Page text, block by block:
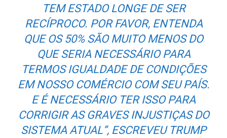
TEM ESTADO LONGE DE SER
RECÍPROCO. POR FAVOR, ENTENDA
QUE OS 50% SÃO MUITO MENOS DO
QUE SERIA NECESSÁRIO PARA
TERMOS IGUALDADE DE CONDIÇÕES
EM NOSSO COMÉRCIO COM SEU PAÍS.
E É NECESSÁRIO TER ISSO PARA
CORRIGIR AS GRAVES INJUSTIÇAS DO
SISTEMA ATUAL”, ESCREVEU TRUMP